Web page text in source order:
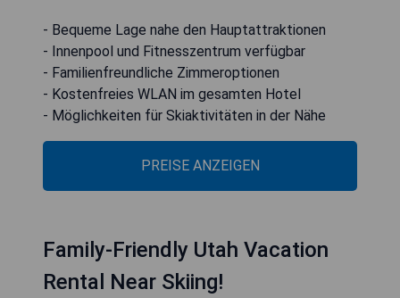
- Bequeme Lage nahe den Hauptattraktionen
- Innenpool und Fitnesszentrum verfügbar
- Familienfreundliche Zimmeroptionen
- Kostenfreies WLAN im gesamten Hotel
- Möglichkeiten für Skiaktivitäten in der Nähe
PREISE ANZEIGEN
Family-Friendly Utah Vacation
Rental Near Skiing!